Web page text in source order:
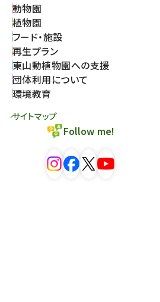
動物園
植物園
フード・施設
再生プラン
東山動植物園への支援
団体利用について
環境教育
サイトマップ
Follow me!